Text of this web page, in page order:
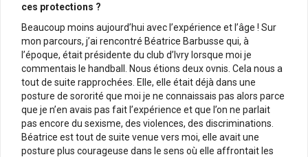
ces protections ?
Beaucoup moins aujourd’hui avec l’expérience et l’âge ! Sur
mon parcours, j’ai rencontré Béatrice Barbusse qui, à
l’époque, était présidente du club d’Ivry lorsque moi je
commentais le handball. Nous étions deux ovnis. Cela nous a
tout de suite rapprochées. Elle, elle était déjà dans une
posture de sororité que moi je ne connaissais pas alors parce
que je n’en avais pas fait l’expérience et que l’on ne parlait
pas encore du sexisme, des violences, des discriminations.
Béatrice est tout de suite venue vers moi, elle avait une
posture plus courageuse dans le sens où elle affrontait les